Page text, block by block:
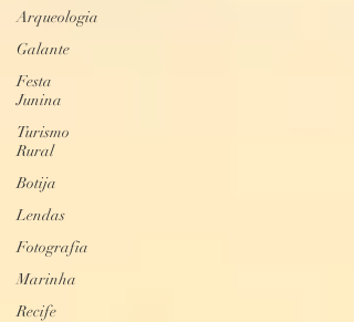
Arqueologia
Galante
Festa
Junina
Turismo
Rural
Botija
Lendas
Fotografia
Marinha
Recife